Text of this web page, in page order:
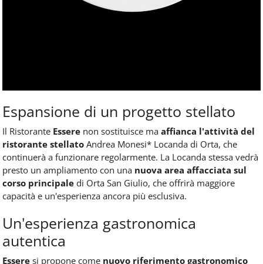
Espansione di un progetto stellato
Il Ristorante Essere non sostituisce ma affianca l'attività del
ristorante stellato Andrea Monesi* Locanda di Orta, che
continuerà a funzionare regolarmente. La Locanda stessa vedrà
presto un ampliamento con una nuova area affacciata sul
corso principale di Orta San Giulio, che offrirà maggiore
capacità e un'esperienza ancora più esclusiva.
Un'esperienza gastronomica
autentica
Essere si propone come nuovo riferimento gastronomico